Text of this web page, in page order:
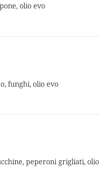
olio evo
funghi, olio evo
peperoni grigliati, olio